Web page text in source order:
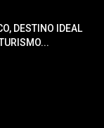
DESTINO IDEAL